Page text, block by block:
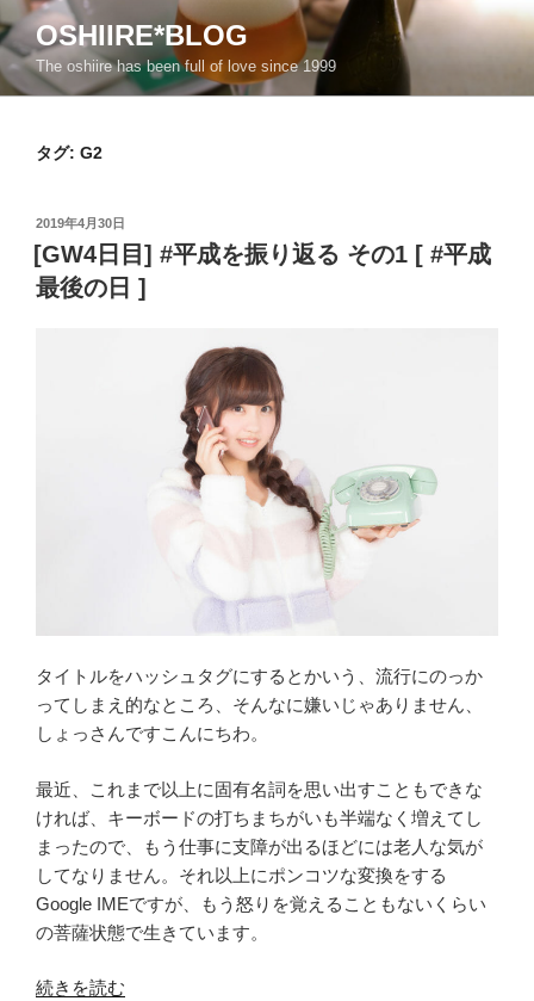
ン
テ
ン
OSHIIRE*BLOG
The oshiire has been full of love since 1999
タグ: G2
投
稿
日:
2019年4月30日
[GW4日目] #平成を振り返る その1 [ #平成
最後の日 ]
タイトルをハッシュタグにするとかいう、流行にのっか
ってしまえ的なところ、そんなに嫌いじゃありません、
しょっさんですこんにちわ。
最近、これまで以上に固有名詞を思い出すこともできな
ければ、キーボードの打ちまちがいも半端なく増えてし
まったので、もう仕事に支障が出るほどには老人な気が
してなりません。それ以上にポンコツな変換をする
Google IMEですが、もう怒りを覚えることもないくらい
の菩薩状態で生きています。
“[GW4
続きを読む